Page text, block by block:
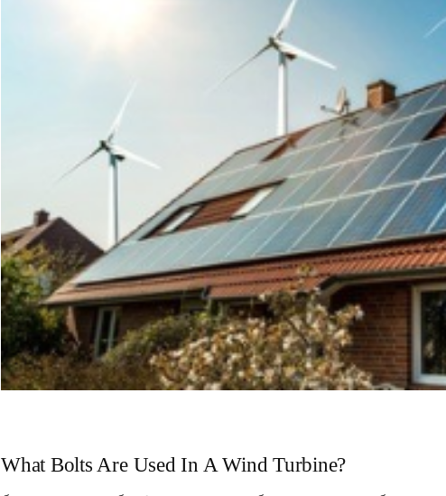
What Bolts Are Used In A Wind Turbine?